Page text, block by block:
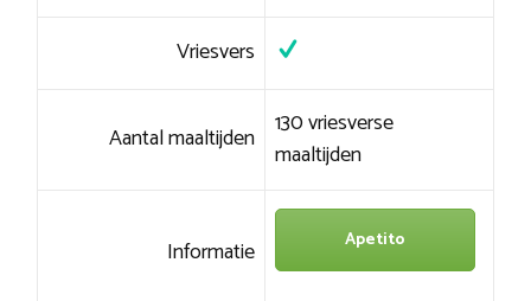
Vriesvers
Aantal maaltijden 130 vriesverse
maaltijden
Informatie Apetito